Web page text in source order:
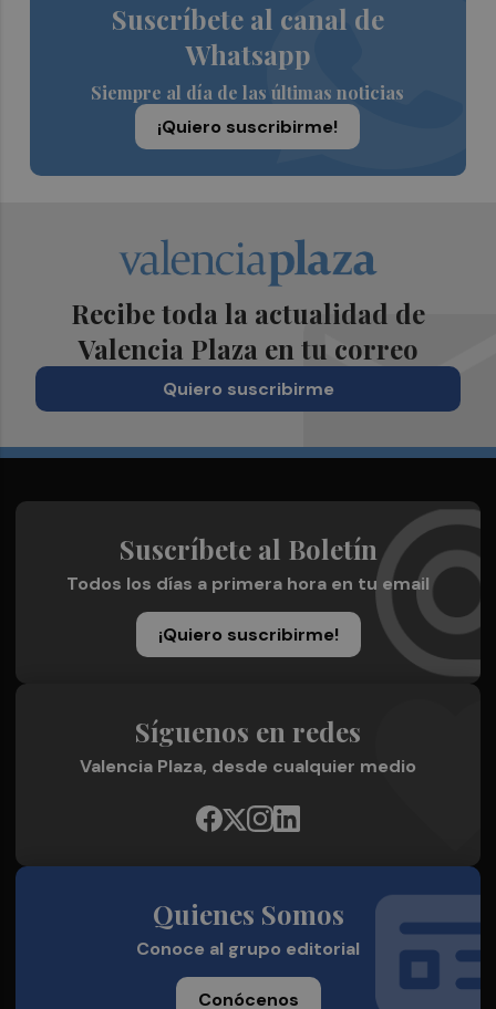
Suscríbete al canal de
Whatsapp
Siempre al día de las últimas noticias
¡Quiero suscribirme!
Recibe toda la actualidad de
Valencia Plaza en tu correo
Quiero suscribirme
Suscríbete al Boletín
Todos los días a primera hora en tu email
¡Quiero suscribirme!
Síguenos en redes
Valencia Plaza, desde cualquier medio
Quienes Somos
Conoce al grupo editorial
Conócenos